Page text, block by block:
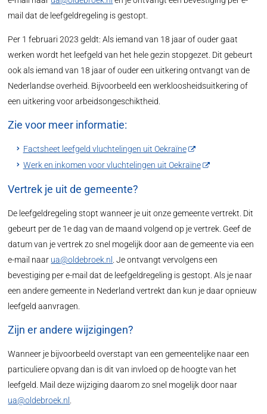
mail dat de leefgeldregeling is gestopt.
Per 1 februari 2023 geldt: Als iemand van 18 jaar of ouder gaat
werken wordt het leefgeld van het hele gezin stopgezet. Dit gebeurt
ook als iemand van 18 jaar of ouder een uitkering ontvangt van de
Nederlandse overheid. Bijvoorbeeld een werkloosheidsuitkering of
een uitkering voor arbeidsongeschiktheid.
Zie voor meer informatie:
Factsheet leefgeld vluchtelingen uit Oekraïne
Werk en inkomen voor vluchtelingen uit Oekraïne
Vertrek je uit de gemeente?
De leefgeldregeling stopt wanneer je uit onze gemeente vertrekt. Dit
gebeurt per de 1e dag van de maand volgend op je vertrek. Geef de
datum van je vertrek zo snel mogelijk door aan de gemeente via een
e-mail naar ua@oldebroek.nl
. Je ontvangt vervolgens een
bevestiging per e-mail dat de leefgeldregeling is gestopt. Als je naar
een andere gemeente in Nederland vertrekt dan kun je daar opnieuw
leefgeld aanvragen.
Zijn er andere wijzigingen?
Wanneer je bijvoorbeeld overstapt van een gemeentelijke naar een
particuliere opvang dan is dit van invloed op de hoogte van het
leefgeld. Mail deze wijziging daarom zo snel mogelijk door naar
ua@oldebroek.nl